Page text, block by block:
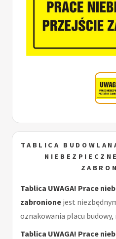
TABLICA
Tablica UWAGA! Prace
zabronione jest
oznakowania placu
Tablica UWAGA! Prace